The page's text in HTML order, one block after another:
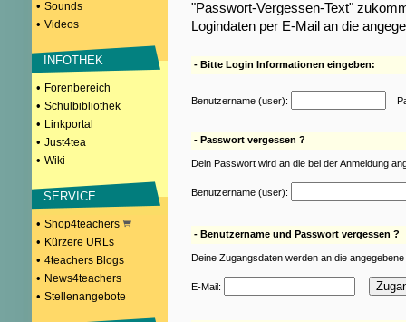
• Sounds
• Videos
INFOTHEK
• Forenbereich
• Schulbibliothek
• Linkportal
• Just4tea
• Wiki
SERVICE
• Shop4teachers
• Kürzere URLs
• 4teachers Blogs
• News4teachers
• Stellenangebote
"Passwort-Vergessen-Text"
Logindaten per E-Mail an die
- Bitte Login Informationen eingeben:
Benutzername (user):
- Passwort vergessen ?
Dein Passwort wird an die bei der Anmeldung
Benutzername (user):
- Benutzername und Passwort vergessen ?
Deine Zugangsdaten werden an die
E-Mail: